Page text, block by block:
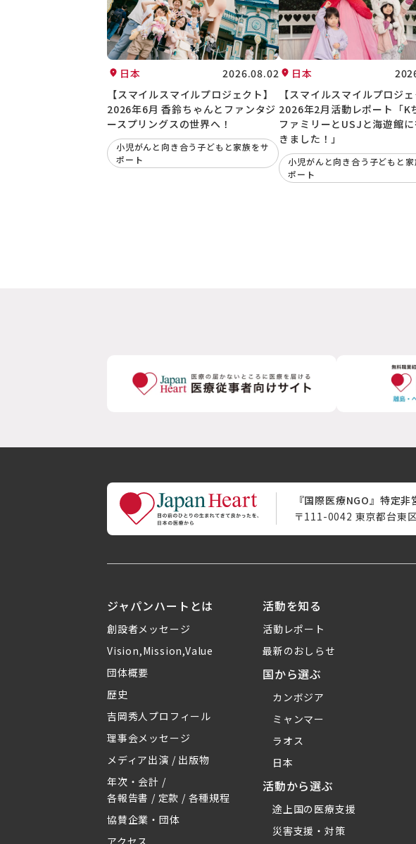
日本
2026.08.02
【スマイルスマイルプロジェクト】
2026年6月 香鈴ちゃんとファンタジ
ースプリングスの世界へ！
小児がんと向き合う子どもと家族をサ
ポート
日本
【スマイルスマイルプロジェ
2026年2月活動レポート「K
ファミリーとUSJと海遊館に
きました！」
小児がんと向き合う子どもと家
ポート
『国際医療NGO』特定
〒111-0042 東京都台東
ジャパンハートとは
創設者メッセージ
Vision,Mission,Value
団体概要
歴史
吉岡秀人プロフィール
理事会メッセージ
メディア出演 / 出版物
年次・会計 /
各報告書 / 定款 / 各種規程
協賛企業・団体
アクセス
活動を知る
活動レポート
最新のおしらせ
国から選ぶ
カンボジア
ミャンマー
ラオス
日本
活動から選ぶ
途上国の医療支援
災害支援・対策